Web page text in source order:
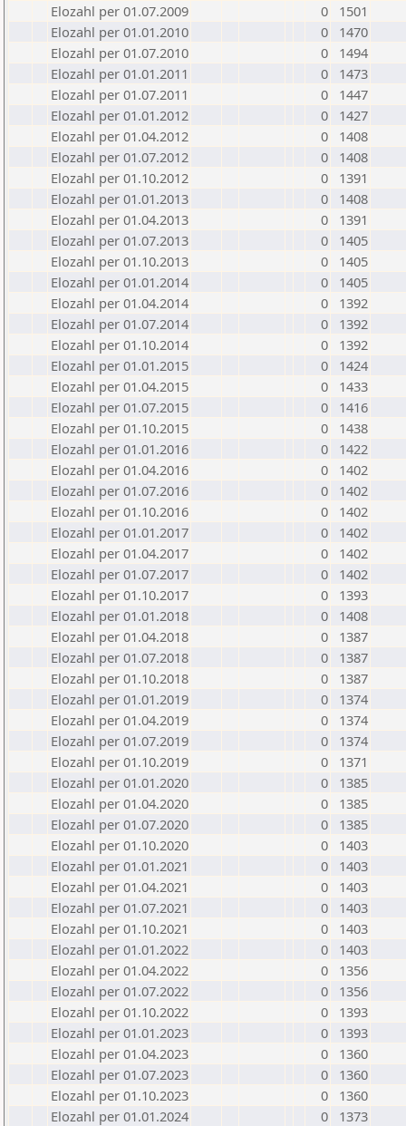
Elozahl per 01.07.2009
0
1501
Elozahl per 01.01.2010
0
1470
Elozahl per 01.07.2010
0
1494
Elozahl per 01.01.2011
0
1473
Elozahl per 01.07.2011
0
1447
Elozahl per 01.01.2012
0
1427
Elozahl per 01.04.2012
0
1408
Elozahl per 01.07.2012
0
1408
Elozahl per 01.10.2012
0
1391
Elozahl per 01.01.2013
0
1408
Elozahl per 01.04.2013
0
1391
Elozahl per 01.07.2013
0
1405
Elozahl per 01.10.2013
0
1405
Elozahl per 01.01.2014
0
1405
Elozahl per 01.04.2014
0
1392
Elozahl per 01.07.2014
0
1392
Elozahl per 01.10.2014
0
1392
Elozahl per 01.01.2015
0
1424
Elozahl per 01.04.2015
0
1433
Elozahl per 01.07.2015
0
1416
Elozahl per 01.10.2015
0
1438
Elozahl per 01.01.2016
0
1422
Elozahl per 01.04.2016
0
1402
Elozahl per 01.07.2016
0
1402
Elozahl per 01.10.2016
0
1402
Elozahl per 01.01.2017
0
1402
Elozahl per 01.04.2017
0
1402
Elozahl per 01.07.2017
0
1402
Elozahl per 01.10.2017
0
1393
Elozahl per 01.01.2018
0
1408
Elozahl per 01.04.2018
0
1387
Elozahl per 01.07.2018
0
1387
Elozahl per 01.10.2018
0
1387
Elozahl per 01.01.2019
0
1374
Elozahl per 01.04.2019
0
1374
Elozahl per 01.07.2019
0
1374
Elozahl per 01.10.2019
0
1371
Elozahl per 01.01.2020
0
1385
Elozahl per 01.04.2020
0
1385
Elozahl per 01.07.2020
0
1385
Elozahl per 01.10.2020
0
1403
Elozahl per 01.01.2021
0
1403
Elozahl per 01.04.2021
0
1403
Elozahl per 01.07.2021
0
1403
Elozahl per 01.10.2021
0
1403
Elozahl per 01.01.2022
0
1403
Elozahl per 01.04.2022
0
1356
Elozahl per 01.07.2022
0
1356
Elozahl per 01.10.2022
0
1393
Elozahl per 01.01.2023
0
1393
Elozahl per 01.04.2023
0
1360
Elozahl per 01.07.2023
0
1360
Elozahl per 01.10.2023
0
1360
Elozahl per 01.01.2024
0
1373